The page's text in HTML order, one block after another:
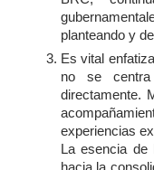
planteando y
Es vital
no se centra
directamente.
experiencias
La esencia de